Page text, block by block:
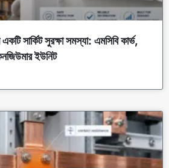
সার্কিট সুরক্ষা সমস্যা: এমসিবি কার্ভ,
ইউনিট